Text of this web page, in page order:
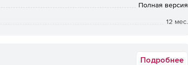
сервера в режиме реального времени с
Полная версия
12 мес.
Подробнее